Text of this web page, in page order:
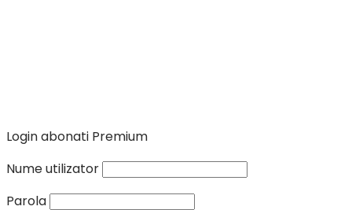
Login abonati Premium
Nume utilizator
Parola